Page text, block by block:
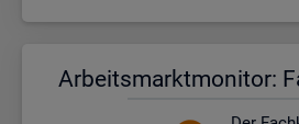
Ar­beits­markt­mo­ni­tor: